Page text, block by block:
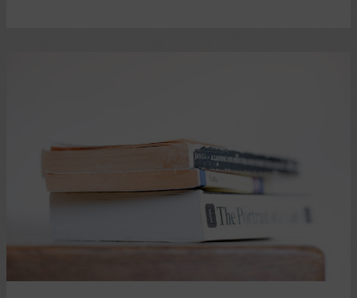
Schoolmistress
Alfred